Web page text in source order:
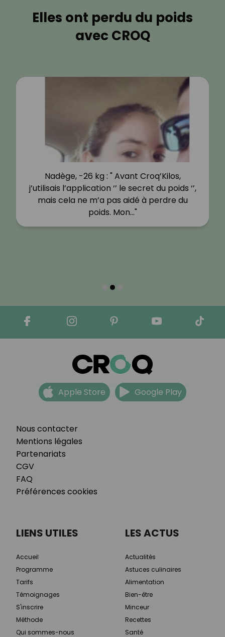
Elles ont perdu du poids
avec CROQ
Nadège, -26 kg : " Avant Croq’Kilos,
j’utilisais l’application ‘’ le secret du poids ‘’,
mais cela ne m’a pas aidé à perdre du
poids. Mon…"
Nous contacter
Mentions légales
Partenariats
CGV
FAQ
Préférences cookies
Apple Store Google Play
LIENS UTILES
Accueil
Programme
Tarifs
Témoignages
S'inscrire
Méthode
Qui sommes-nous
LES ACTUS
Actualités
Astuces culinaires
Alimentation
Bien-être
Minceur
Recettes
Santé